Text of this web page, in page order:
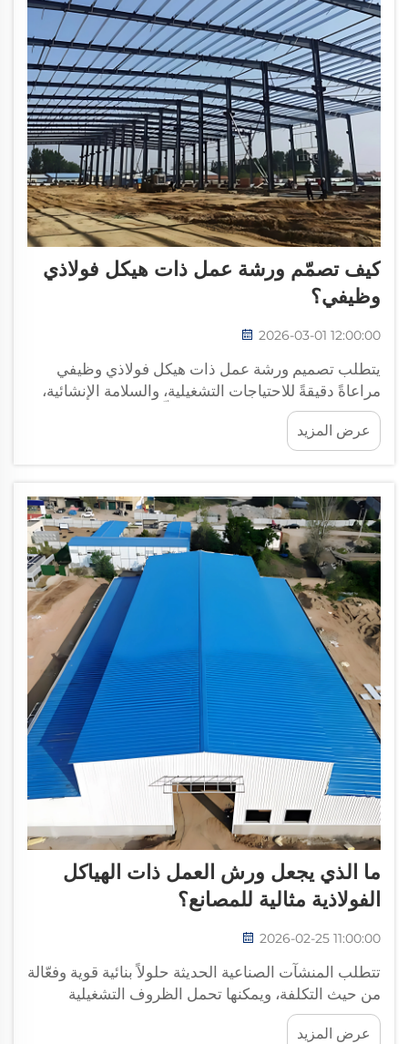
كيف تصمّم ورشة عمل ذات هيكل فولاذي
وظيفي؟
2026-03-01 12:00:00
يتطلب تصميم ورشة عمل ذات هيكل فولاذي وظيفي
مراعاةً دقيقةً للاحتياجات التشغيلية، والسلامة الإنشائية،
والكفاءة على المدى الطويل. وتُشكِّل ورشة العمل ذات
الهيكل الفولاذي المصمَّمة جيدًا العمود الفقري لعمليات
التصنيع، وتوفِّر...
عرض المزيد
ما الذي يجعل ورش العمل ذات الهياكل
الفولاذية مثالية للمصانع؟
2026-02-25 11:00:00
تتطلب المنشآت الصناعية الحديثة حلولاً بنائية قوية وفعّالة
من حيث التكلفة، ويمكنها تحمل الظروف التشغيلية
الصعبة. وتُمثِّل ورشة العمل ذات الهيكل الفولاذي قمة
تكنولوجيا البناء الصناعي، حيث توفر متانة استثنائية...
عرض المزيد